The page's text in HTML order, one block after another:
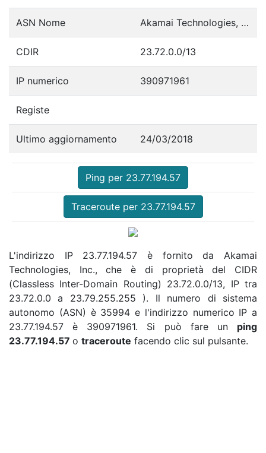
ASN Nome Akamai Technologies, Inc.
CDIR 23.72.0.0/13
IP numerico 390971961
Registe
Ultimo aggiornamento 24/03/2018
Ping per 23.77.194.57
Traceroute per 23.77.194.57
L'indirizzo IP 23.77.194.57 è fornito da Akamai
Technologies, Inc., che è di proprietà del CIDR
(Classless Inter-Domain Routing) 23.72.0.0/13, IP tra
23.72.0.0 a 23.79.255.255 ). Il numero di sistema
autonomo (ASN) è 35994 e l'indirizzo numerico IP a
23.77.194.57 è 390971961. Si può fare un ping
23.77.194.57 o traceroute facendo clic sul pulsante.